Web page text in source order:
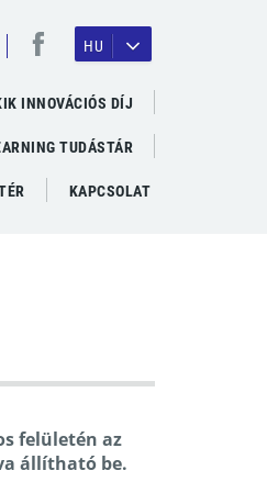
HU
INNOVÁCIÓS DÍJ
TUDÁSTÁR
KAPCSOLAT
felületén az
állítható be.